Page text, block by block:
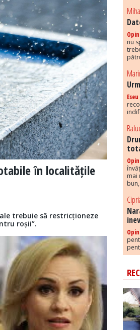
în localitățile
trebuie să restricționeze
roșii”.
nu
mai